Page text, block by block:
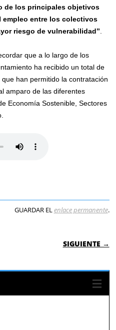
de los principales objetivos
empleo entre los colectivos
riesgo de vulnerabilidad”.
que a lo largo de los
ha recibido un total de
han permitido la contratación
amparo de las diferentes
Economía Sostenible, Sectores
GUARDAR ELenlace permanente.
ENTRADAS
SIGUIENTE →